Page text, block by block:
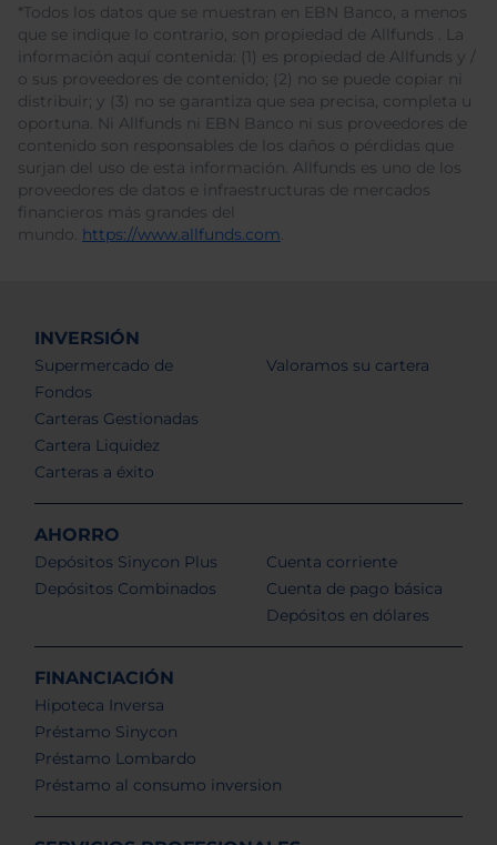
*Todos los datos que se muestran en EBN Banco, a menos
que se indique lo contrario, son propiedad de Allfunds . La
información aquí contenida: (1) es propiedad de Allfunds y /
o sus proveedores de contenido; (2) no se puede copiar ni
distribuir; y (3) no se garantiza que sea precisa, completa u
oportuna. Ni Allfunds ni EBN Banco ni sus proveedores de
contenido son responsables de los daños o pérdidas que
surjan del uso de esta información. Allfunds es uno de los
proveedores de datos e infraestructuras de mercados
financieros más grandes del
mundo. https://www.allfunds.com.
INVERSIÓN
Supermercado de
Fondos
Carteras Gestionadas
Cartera Liquidez
Carteras a éxito
Valoramos su cartera
AHORRO
Depósitos Sinycon Plus
Depósitos Combinados
Cuenta corriente
Cuenta de pago básica
Depósitos en dólares
FINANCIACIÓN
Hipoteca Inversa
Préstamo Sinycon
Préstamo Lombardo
Préstamo al consumo inversion